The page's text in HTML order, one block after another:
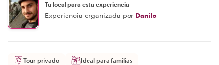
Tu local para esta experiencia
Experiencia organizada por Danilo
Tour privado
Ideal para familias